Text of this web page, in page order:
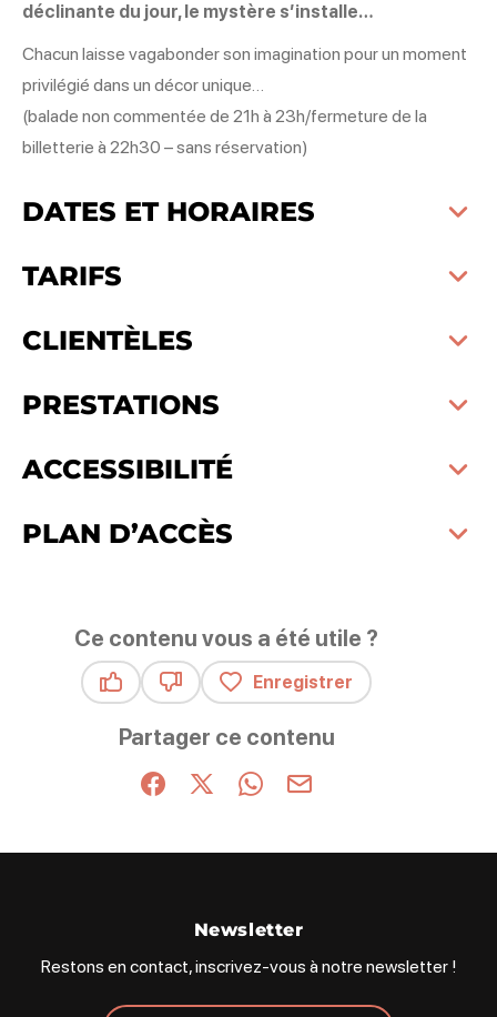
déclinante du jour, le mystère s’installe…
Chacun laisse vagabonder son imagination pour un moment
privilégié dans un décor unique…
(balade non commentée de 21h à 23h/fermeture de la
billetterie à 22h30 – sans réservation)
DATES ET HORAIRES
TARIFS
CLIENTÈLES
PRESTATIONS
ACCESSIBILITÉ
PLAN D’ACCÈS
Ce contenu vous a été utile ?
Enregistrer
Partager ce contenu
Partager sur Facebook (nouvelle fenêtre)
Partager sur X / Twitter (nouvelle
Partager sur WhatsApp
Partager par mail
Newsletter
Restons en contact, inscrivez-vous à notre newsletter !